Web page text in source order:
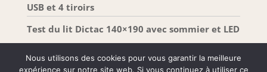
USB et 4 tiroirs
Test du lit Dictac 140×190 avec sommier et LED
Nous utilisons des cookies pour vous garantir la meilleure
expérience sur notre site web. Si vous continuez à utiliser ce